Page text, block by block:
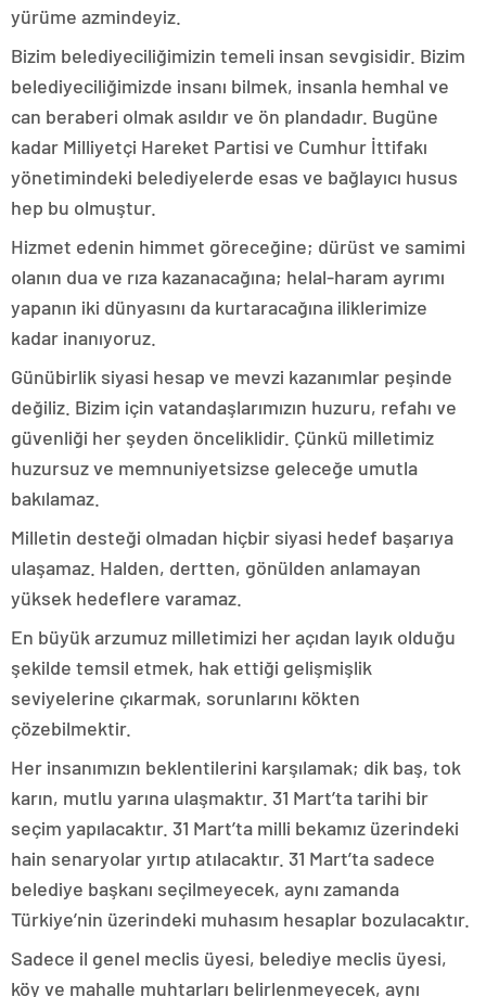
yürüme azmindeyiz.
Bizim belediyeciliğimizin temeli insan sevgisidir. Bizim
belediyeciliğimizde insanı bilmek, insanla hemhal ve
can beraberi olmak asıldır ve ön plandadır. Bugüne
kadar Milliyetçi Hareket Partisi ve Cumhur İttifakı
yönetimindeki belediyelerde esas ve bağlayıcı husus
hep bu olmuştur.
Hizmet edenin himmet göreceğine; dürüst ve samimi
olanın dua ve rıza kazanacağına; helal-haram ayrımı
yapanın iki dünyasını da kurtaracağına iliklerimize
kadar inanıyoruz.
Günübirlik siyasi hesap ve mevzi kazanımlar peşinde
değiliz. Bizim için vatandaşlarımızın huzuru, refahı ve
güvenliği her şeyden önceliklidir. Çünkü milletimiz
huzursuz ve memnuniyetsizse geleceğe umutla
bakılamaz.
Milletin desteği olmadan hiçbir siyasi hedef başarıya
ulaşamaz. Halden, dertten, gönülden anlamayan
yüksek hedeflere varamaz.
En büyük arzumuz milletimizi her açıdan layık olduğu
şekilde temsil etmek, hak ettiği gelişmişlik
seviyelerine çıkarmak, sorunlarını kökten
çözebilmektir.
Her insanımızın beklentilerini karşılamak; dik baş, tok
karın, mutlu yarına ulaşmaktır. 31 Mart’ta tarihi bir
seçim yapılacaktır. 31 Mart’ta milli bekamız üzerindeki
hain senaryolar yırtıp atılacaktır. 31 Mart’ta sadece
belediye başkanı seçilmeyecek, aynı zamanda
Türkiye’nin üzerindeki muhasım hesaplar bozulacaktır.
Sadece il genel meclis üyesi, belediye meclis üyesi,
köy ve mahalle muhtarları belirlenmeyecek, aynı